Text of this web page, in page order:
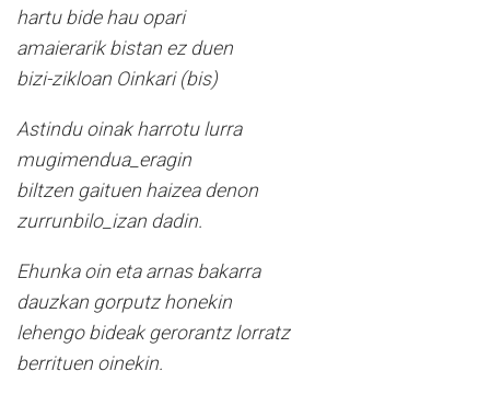
hartu bide hau opari
amaierarik bistan ez duen
bizi-zikloan Oinkari (bis)
Astindu oinak harrotu lurra
mugimendua_eragin
biltzen gaituen haizea denon
zurrunbilo_izan dadin.
Ehunka oin eta arnas bakarra
dauzkan gorputz honekin
lehengo bideak gerorantz lorratz
berrituen oinekin.